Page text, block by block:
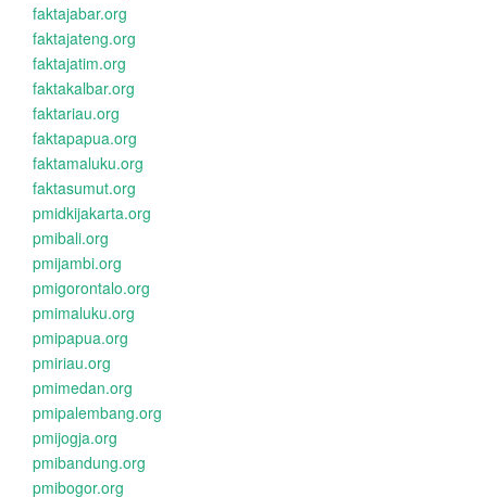
faktajabar.org
faktajateng.org
faktajatim.org
faktakalbar.org
faktariau.org
faktapapua.org
faktamaluku.org
faktasumut.org
pmidkijakarta.org
pmibali.org
pmijambi.org
pmigorontalo.org
pmimaluku.org
pmipapua.org
pmiriau.org
pmimedan.org
pmipalembang.org
pmijogja.org
pmibandung.org
pmibogor.org